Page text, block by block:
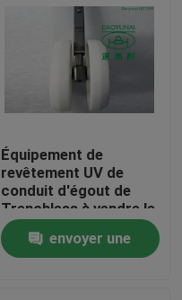
Équipement de
revêtement UV de
conduit d'égout de
Trenchless à vendre le
support de roue de
phare envoyer une